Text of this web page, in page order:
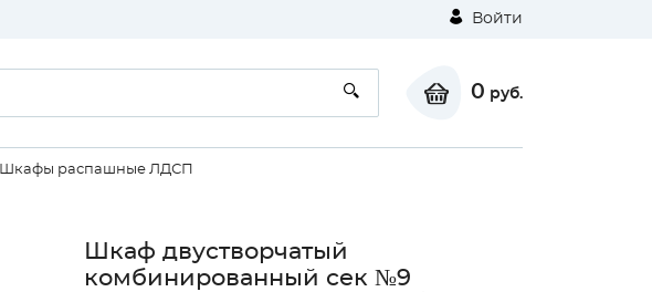
Войти
0 руб.
Шкафы распашные ЛДСП
Шкаф двустворчатый
комбинированный сек №9